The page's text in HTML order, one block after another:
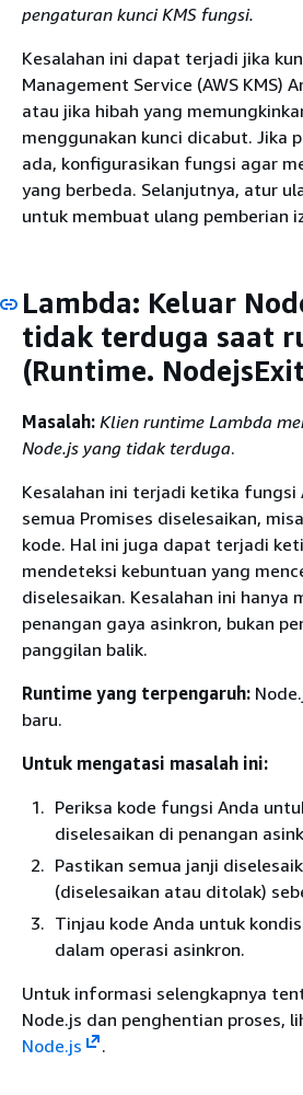
pengaturan kunci KMS fungsi.
Kesalahan ini dapat terjadi jika
Management Service (AWS KMS)
atau jika hibah yang
menggunakan kunci dicabut. Jika
ada, konfigurasikan fungsi agar
yang berbeda. Selanjutnya, atur
untuk membuat ulang pemberian
Lambda: Keluar
tidak terduga saat
(Runtime.
Masalah: Klien runtime Lambda
Node.js yang tidak terduga.
Kesalahan ini terjadi ketika fungsi
semua Promises diselesaikan,
kode. Hal ini juga dapat terjadi
mendeteksi kebuntuan yang
diselesaikan. Kesalahan ini hanya
penangan gaya asinkron, bukan
panggilan balik.
Runtime yang terpengaruh:
baru.
Untuk mengatasi masalah ini:
Periksa kode fungsi Anda
diselesaikan di penangan
Pastikan semua janji
(diselesaikan atau ditolak)
Tinjau kode Anda untuk
dalam operasi asinkron.
Untuk informasi selengkapnya
Node.js dan penghentian proses,
Node.js
.